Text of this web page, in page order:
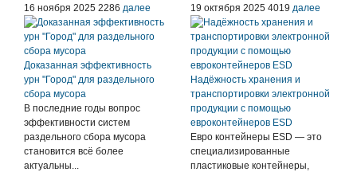
16 ноября 2025 2286 далее
19 октября 2025 4019 далее
Доказанная эффективность
урн "Город" для раздельного
сбора мусора
В последние годы вопрос
эффективности систем
раздельного сбора мусора
становится всё более
актуальны...
Надёжность хранения и
транспортировки электронной
продукции с помощью
евроконтейнеров ESD
Евро контейнеры ESD — это
специализированные
пластиковые контейнеры,